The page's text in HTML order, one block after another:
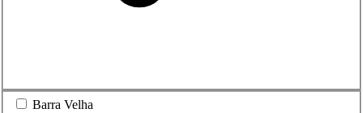
Barra Velha